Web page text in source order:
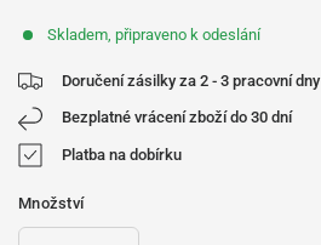
Skladem, připraveno k odeslání
Doručení zásilky za 2 - 3 pracovní dny
Bezplatné vrácení zboží do 30 dní
Platba na dobírku
Množství